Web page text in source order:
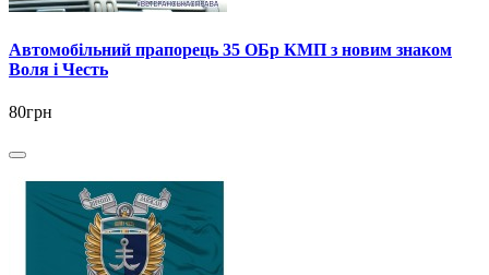
Автомобільний прапорець 35 ОБр КМП з новим знаком
Воля і Честь
80грн